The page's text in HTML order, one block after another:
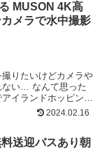
MUSON 4K高
メラで水中撮影
りたいけどカメラや
ない… なんて思った
イランドホッピング
ので、綺麗...2024.02.16
送迎バスあり朝